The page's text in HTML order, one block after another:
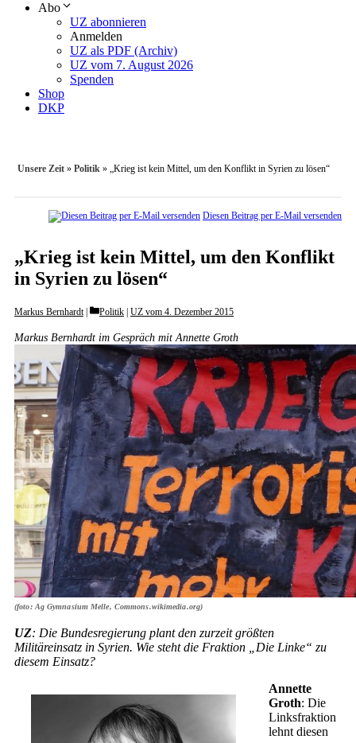
Abo
UZ abonnieren
Anmelden
UZ als PDF (Archiv)
UZ vom 7. August 2026
Spenden
Shop
DKP
Unsere Zeit » Politik » „Krieg ist kein Mittel, um den Konflikt in Syrien zu lösen“
Diesen Beitrag per E-Mail versenden
„Krieg ist kein Mittel, um den Konflikt
in Syrien zu lösen“
Markus Bernhardt Categories
Politik UZ vom 4. Dezember 2015
Markus Bernhardt im Gespräch mit Annette Groth
(foto: Ag Gymnasium Melle, Commons.wikimedia.org)
UZ: Die Bundesregierung plant den zurzeit größten
Militäreinsatz in Syrien. Wie steht die Fraktion „Die Linke“ zu
diesem Einsatz?
Annette
Groth: Die
Linksfraktion
lehnt diesen